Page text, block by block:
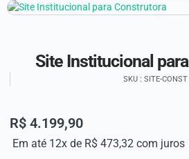
Site Institucional
SKU : SITE-CONST
R$ 4.199,90
Em até 12x de R$ 473,32 com juros